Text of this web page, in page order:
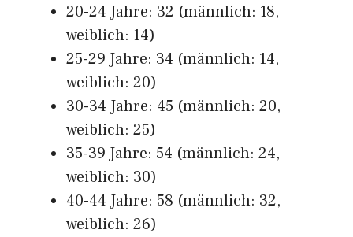
20-24 Jahre: 32 (männlich: 18,
weiblich: 14)
25-29 Jahre: 34 (männlich: 14,
weiblich: 20)
30-34 Jahre: 45 (männlich: 20,
weiblich: 25)
35-39 Jahre: 54 (männlich: 24,
weiblich: 30)
40-44 Jahre: 58 (männlich: 32,
weiblich: 26)